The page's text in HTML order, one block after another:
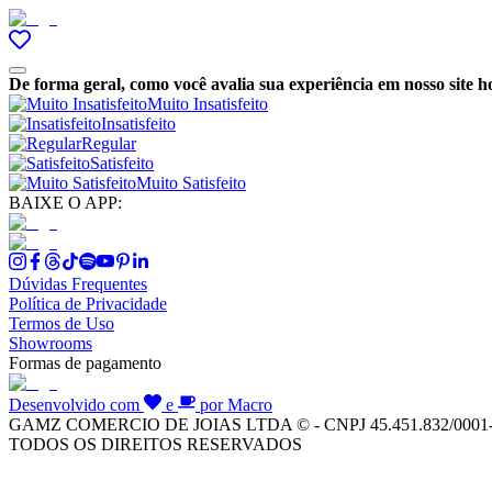
De forma geral, como você avalia sua experiência em nosso site
Muito Insatisfeito
Insatisfeito
Regular
Satisfeito
Muito Satisfeito
BAIXE O APP:
Dúvidas Frequentes
Política de Privacidade
Termos de Uso
Showrooms
Formas de pagamento
Desenvolvido com e
por Macro
GAMZ COMERCIO DE JOIAS LTDA © - CNPJ 45.451.832/
TODOS OS DIREITOS RESERVADOS